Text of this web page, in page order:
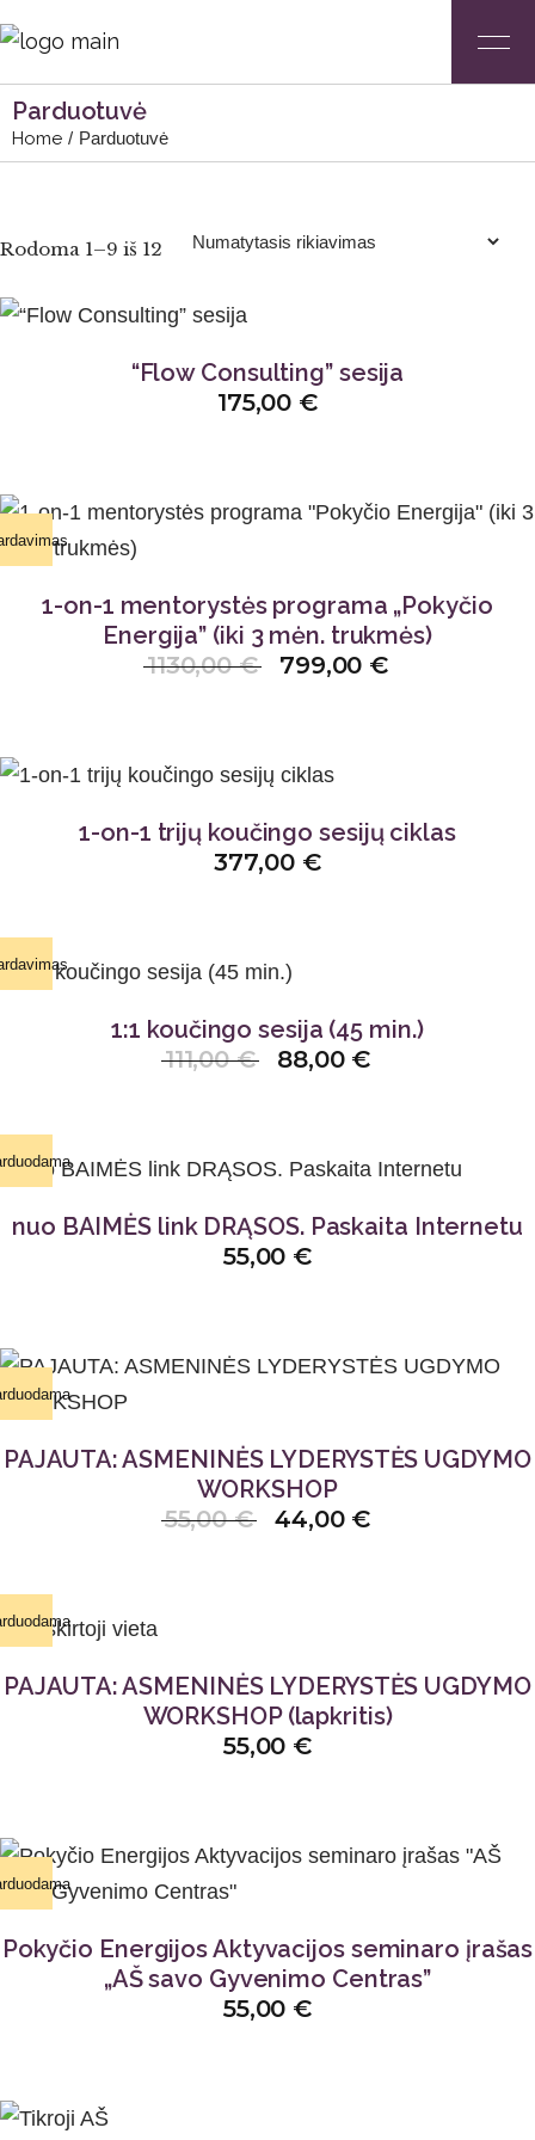
Parduotuvė
Home Parduotuvė
Rodoma 1–9 iš 12
“Flow Consulting” sesija
175,00 €
1-on-1 mentorystės programa „Pokyčio
Energija” (iki 3 mėn. trukmės)
1130,00€ 799,00 €
1-on-1 trijų koučingo sesijų ciklas
377,00 €
1:1 koučingo sesija (45 min.)
111,00€ 88,00 €
nuo BAIMĖS link DRĄSOS. Paskaita Internetu
55,00 €
PAJAUTA: ASMENINĖS LYDERYSTĖS UGDYMO
WORKSHOP
55,00€ 44,00 €
PAJAUTA: ASMENINĖS LYDERYSTĖS UGDYMO
WORKSHOP (lapkritis)
55,00 €
Pokyčio Energijos Aktyvacijos seminaro įrašas
„AŠ savo Gyvenimo Centras”
55,00 €